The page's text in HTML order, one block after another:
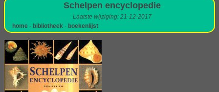
Schelpen encyclopedie
Laatste wijziging: 21-12-2017
home - bibliotheek - boekenlijst